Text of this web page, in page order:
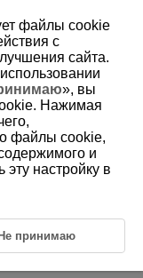
цветовой
файлы cookie
с
сайта.
», вы
Нажимая
файлы cookie,
и
настройку в
Не принимаю